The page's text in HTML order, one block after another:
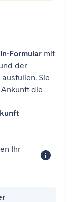
Formular mit
der
Sie
die
Ihr